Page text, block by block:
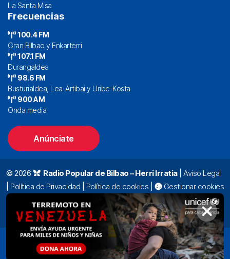
La Santa Misa
Frecuencias
100.4 FM
Gran Bilbao y Enkarterri
107.1 FM
Durangaldea
98.6 FM
Busturialdea, Lea-Artibai y Uribe-Kosta
900 AM
Onda media
Anúnciate
© 2026 Radio Popular de Bilbao – Herri Irratia| Aviso Legal
Política de Privacidad Política de cookies
Gestionar cookies
Alda. Mazarredo, 47 – 7º 48009 Bilbao |
94 423 92 00|
oyentes@radiopopular.com